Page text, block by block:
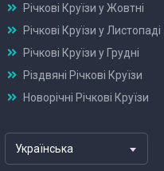
Річкові Круїзи у Жовтні
Річкові Круїзи у Листопаді
Річкові Круїзи у Грудні
Різдвяні Річкові Круїзи
Новорічні Річкові Круїзи
Українська